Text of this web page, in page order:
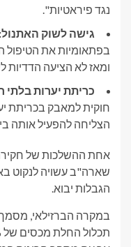
נגד פיראטיות".
גישה לשוק האתנול:
בפתאומיות את הטיפול
ומאז לא הציעה הדדיות
כריתת יערות בלתי
חוקית למאבק בכריתת
הצליחה להפעיל אותה
שארה"ב עשויה לנקוט
הגבלות יבוא.